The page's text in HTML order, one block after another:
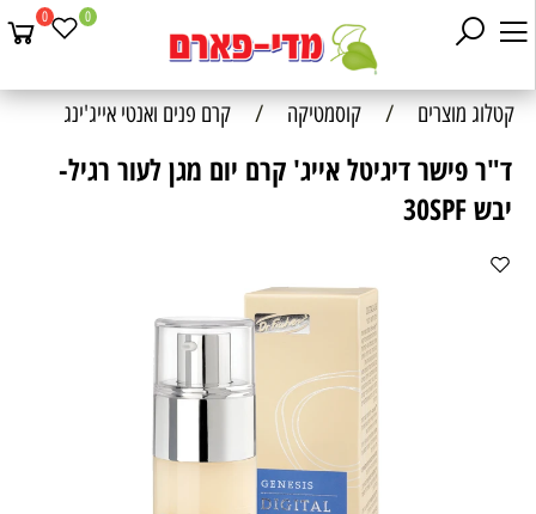
0 0
קטלוג מוצרים / קוסמטיקה / קרם פנים ואנטי אייג'ינג
ד"ר פישר דיגיטל אייג' קרם יום מגן לעור רגיל-
יבש 30SPF